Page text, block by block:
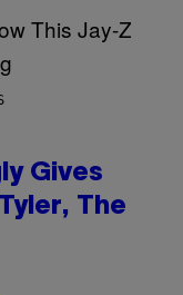
Gives
The